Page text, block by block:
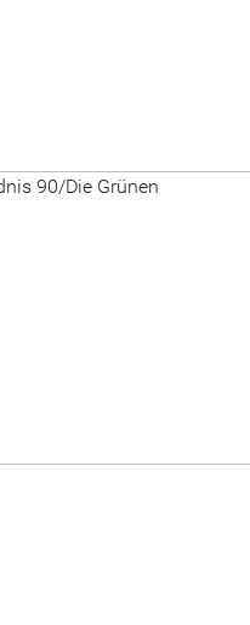
90/Die Grünen